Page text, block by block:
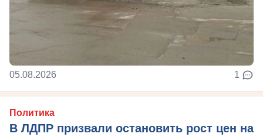
05.08.2026 1
Политика
В ЛДПР призвали остановить рост цен на